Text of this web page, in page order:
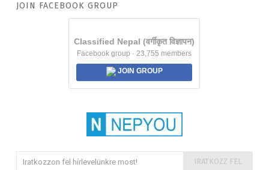
JOIN FACEBOOK GROUP
Classified Nepal (वर्गीकृत विज्ञापन)
Facebook group · 23,755 members
JOIN GROUP
IRATKOZZ FEL